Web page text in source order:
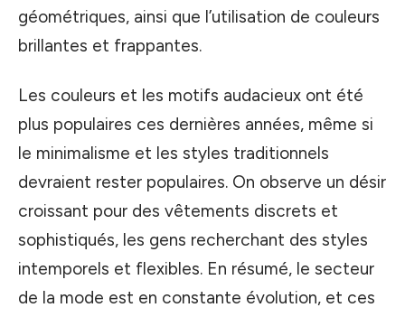
géométriques, ainsi que l’utilisation de couleurs
brillantes et frappantes.
Les couleurs et les motifs audacieux ont été
plus populaires ces dernières années, même si
le minimalisme et les styles traditionnels
devraient rester populaires. On observe un désir
croissant pour des vêtements discrets et
sophistiqués, les gens recherchant des styles
intemporels et flexibles. En résumé, le secteur
de la mode est en constante évolution, et ces